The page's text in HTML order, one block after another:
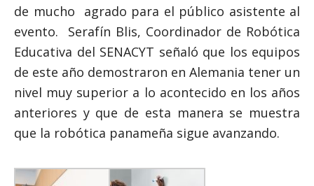
de mucho agrado para el público asistente al
evento. Serafín Blis, Coordinador de Robótica
Educativa del SENACYT señaló que los equipos
de este año demostraron en Alemania tener un
nivel muy superior a lo acontecido en los años
anteriores y que de esta manera se muestra
que la robótica panameña sigue avanzando.